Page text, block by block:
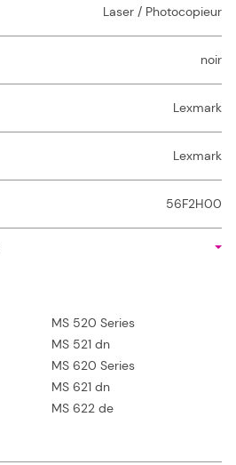
Laser / Photocopieur
noir
Lexmark
Lexmark
56F2H00
MS 520 Series
MS 521 dn
MS 620 Series
MS 621 dn
MS 622 de